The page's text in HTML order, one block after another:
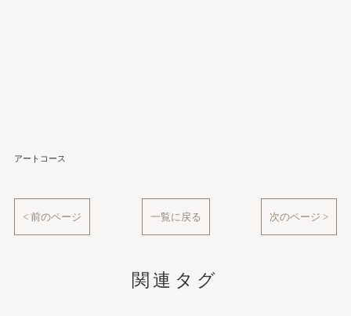
アートコース
< 前のページ 一覧に戻る 次のページ >
関連タグ